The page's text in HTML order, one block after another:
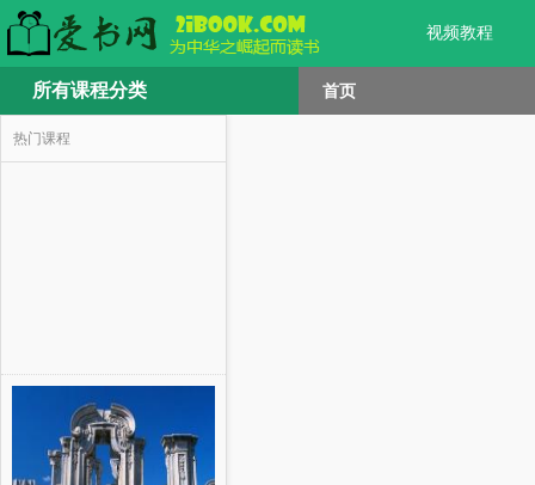
视频教程
所有课程分类 首页
热门课程